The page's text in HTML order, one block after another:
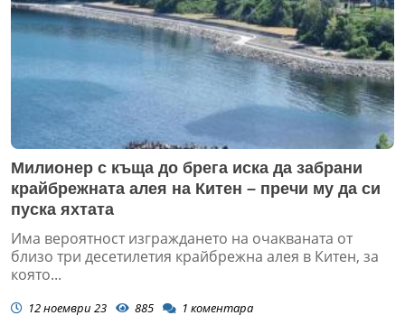
Милионер с къща до брега иска да забрани
крайбрежната алея на Китен – пречи му да си
пуска яхтата
Има вероятност изграждането на очакваната от
близо три десетилетия крайбрежна алея в Китен, за
която...
12 ноември 23 885 1 коментара